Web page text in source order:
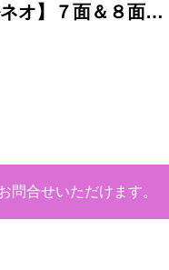
ネオ】７面＆８面★
問合せいただけます。